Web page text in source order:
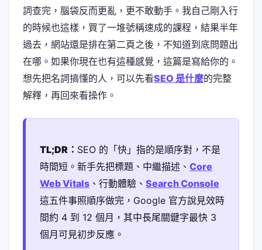
詞查完，腦袋反而更亂，更不敢動手。我自己剛入行
的時候也這樣，買了一堆號稱速成的課程，結果半年
過去，網站還是排在第二頁之後，不知道到底問題出
在哪。如果你現在也有這種感覺，這篇是寫給你的。
想先把名詞搞懂的人，可以先看SEO 是什麼的完整
解釋，再回來看操作。
TL;DR： SEO 的「快」指的是順序對，不是
時間短。新手先把標題、中繼描述、 Core
Web Vitals 、行動體驗、 Search Console
這五件事照順序做完，Google 官方說見效時
間約 4 到 12 個月，其中長尾關鍵字最快 3
個月可見初步反應。